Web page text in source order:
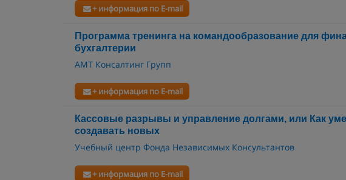
+ информация по E-mail
Программа тренинга на командообразование для
бухгалтерии
АМТ Консалтинг Групп
+ информация по E-mail
Кассовые разрывы и управление долгами, или Как
создавать новых
Учебный центр Фонда Независимых Консультантов
+ информация по E-mail